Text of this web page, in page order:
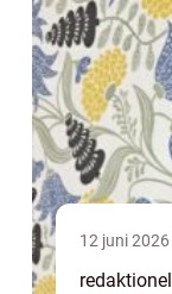
12 juni 2026
redaktionel